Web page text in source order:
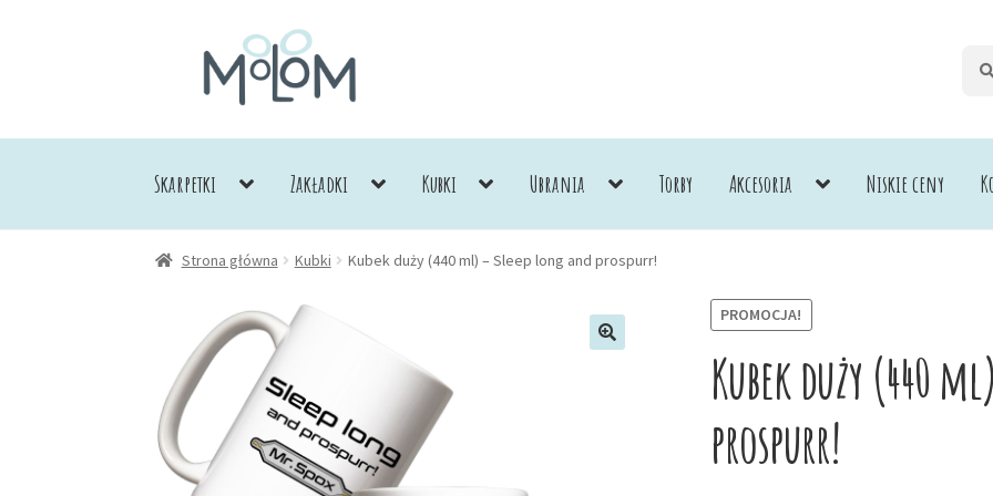
Przejdź
do
nawigacji
Przejdź
do
treści
Skarpetki Zakładki Kubki Ubrania Torby Akcesoria Niskie ceny
Strona główna Kubki Kubek duży (440 ml) – Sleep long and prospurr!
PROMOCJA!
Kubek duży (440
prospurr!